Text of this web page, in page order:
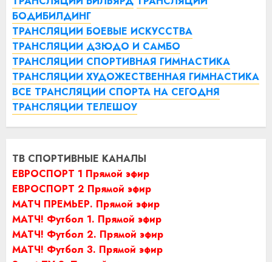
БОДИБИЛДИНГ
ТРАНСЛЯЦИИ БОЕВЫЕ ИСКУССТВА
ТРАНСЛЯЦИИ ДЗЮДО И САМБО
ТРАНСЛЯЦИИ СПОРТИВНАЯ ГИМНАСТИКА
ТРАНСЛЯЦИИ ХУДОЖЕСТВЕННАЯ ГИМНАСТИКА
ВСЕ ТРАНСЛЯЦИИ СПОРТА НА СЕГОДНЯ
ТРАНСЛЯЦИИ ТЕЛЕШОУ
ТВ СПОРТИВНЫЕ КАНАЛЫ
ЕВРОСПОРТ 1 Прямой эфир
ЕВРОСПОРТ 2 Прямой эфир
МАТЧ ПРЕМЬЕР. Прямой эфир
МАТЧ! Футбол 1. Прямой эфир
МАТЧ! Футбол 2. Прямой эфир
МАТЧ! Футбол 3. Прямой эфир